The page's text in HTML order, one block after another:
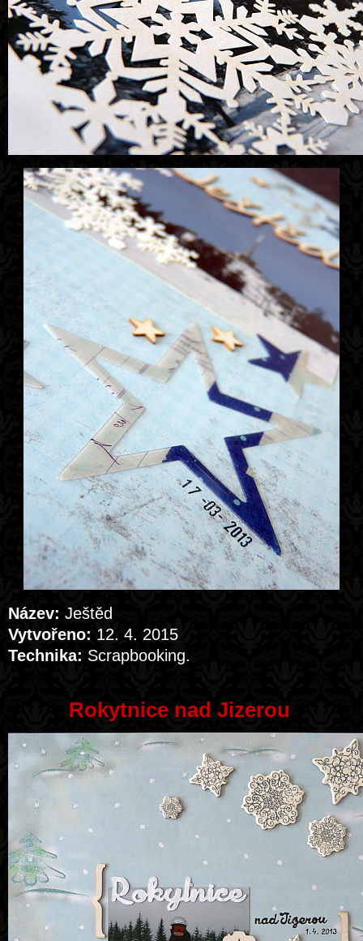
Název: Ještěd
Vytvořeno: 12. 4. 2015
Technika: Scrapbooking.
Rokytnice nad Jizerou